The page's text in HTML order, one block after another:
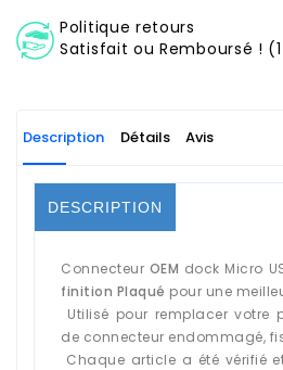
Politique retours
Satisfait ou Remboursé !
Description Détails Avis
DESCRIPTION
Connecteur OEM dock Micro
finition Plaqué pour une
Utilisé pour remplacer votre
de connecteur endommagé,
Chaque article a été vérifié